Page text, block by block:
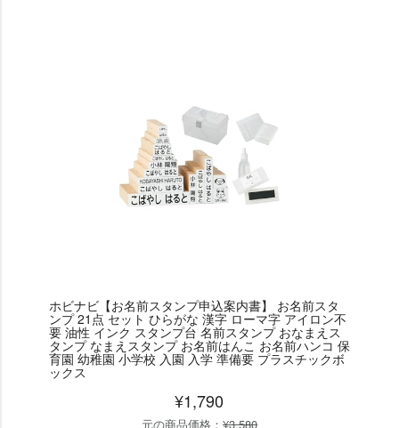
ホビナビ【お名前スタンプ申込案内書】 お名前スタ
ンプ 21点 セット ひらがな 漢字 ローマ字 アイロン不
要 油性 インク スタンプ台 名前スタンプ おなまえス
タンプ なまえスタンプ お名前はんこ お名前ハンコ 保
育園 幼稚園 小学校 入園 入学 準備要 プラスチックボ
ックス
¥1,790
元の商品価格： ¥3,580